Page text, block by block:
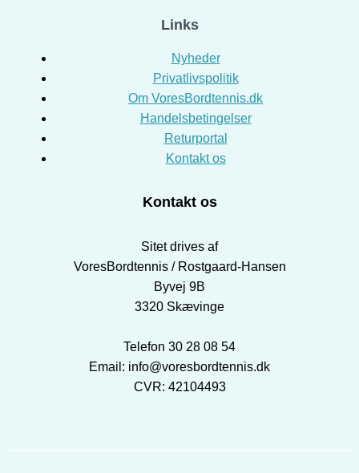
Links
Nyheder
Privatlivspolitik
Om VoresBordtennis.dk
Handelsbetingelser
Returportal
Kontakt os
Kontakt os
Sitet drives af
VoresBordtennis / Rostgaard-Hansen
Byvej 9B
3320 Skævinge
Telefon 30 28 08 54
Email: info@voresbordtennis.dk
CVR: 42104493